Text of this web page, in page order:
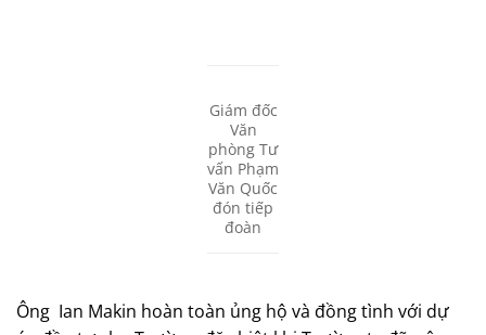
Giám đốc
Văn
phòng Tư
vấn Phạm
Văn Quốc
đón tiếp
đoàn
Ông Ian Makin hoàn toàn ủng hộ và đồng tình với dự